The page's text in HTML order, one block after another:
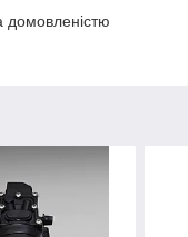
домовленістю